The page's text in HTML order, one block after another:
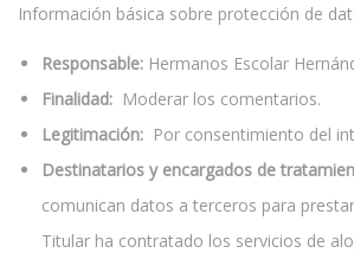
Información básica sobre protección de
Responsable: Hermanos Escolar
Finalidad: Moderar los comentarios.
Legitimación: Por consentimiento del
Destinatarios y encargados de
comunican datos a terceros para
Titular ha contratado los servicios de